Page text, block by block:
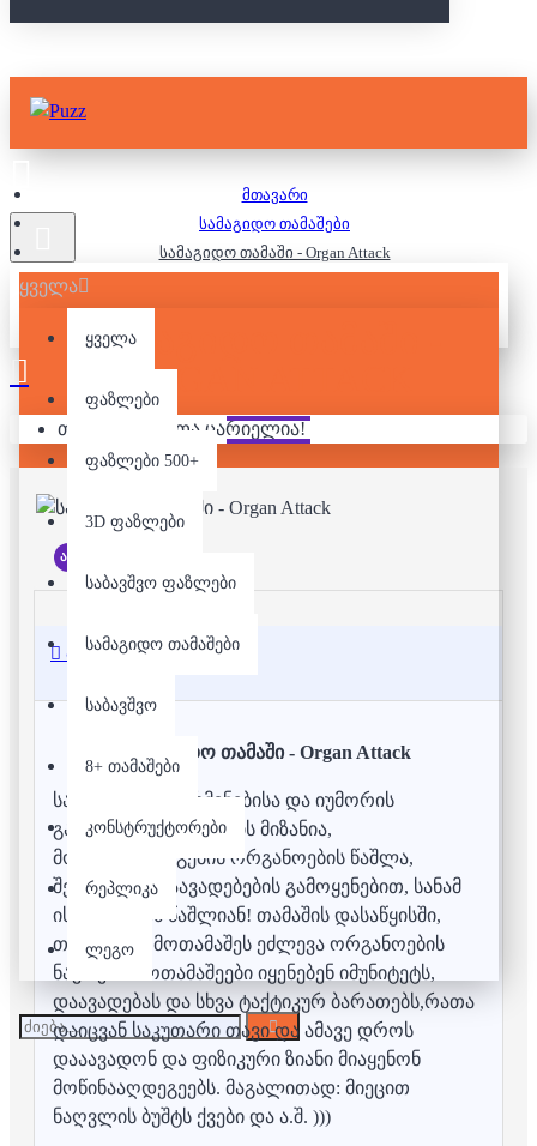
ყველა
ყველა
ფაზლები
ფაზლები 500+
3D ფაზლები
საბავშვო ფაზლები
სამაგიდო თამაშები
საბავშვო
8+ თამაშები
კონსტრუქტორები
რეპლიკა
ლეგო
თქვენი კალათა ცარიელია!
მთავარი
სამაგიდო თამაშები
სამაგიდო თამაში - Organ Attack
ᲡᲐᲛᲐᲒᲘᲓᲝ ᲗᲐᲛᲐᲨᲘ -
ORGAN ATTACK
არ არის მარაგში
აღწერა
სამაგიდო თამაში - Organ Attack
სამედიცინო ტერმინებისა და იუმორის
გაერთიანება! თამაშის მიზანია,
მოწინააღმდეგების ორგანოების წაშლა,
შესაბამისი დაავადებების გამოყენებით, სანამ
ისინი შენებს წაშლიან! თამაშის დასაწყისში,
თითოეულ მოთამაშეს ეძლევა ორგანოების
ნაკრები. მოთამაშეები იყენებენ იმუნიტეტს,
დაავადებას და სხვა ტაქტიკურ ბარათებს,რათა
დაიცვან საკუთარი თავი და ამავე დროს
დააავადონ და ფიზიკური ზიანი მიაყენონ
მოწინააღდეგეებს. მაგალითად: მიეცით
ნაღვლის ბუშტს ქვები და ა.შ. )))